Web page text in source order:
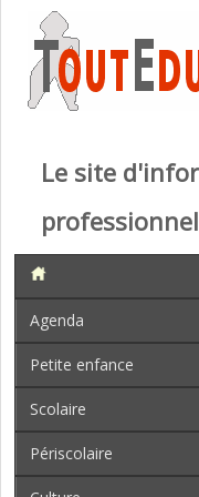
Le site
Agenda
Petite enfance
Scolaire
Périscolaire